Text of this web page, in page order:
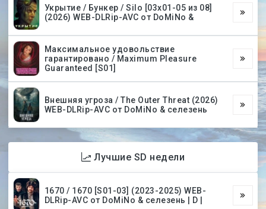
Укрытие / Бункер / Silo [03х01-05 из 08]
(2026) WEB-DLRip-AVC от DoMiNo &
Максимальное удовольствие
гарантировано / Maximum Pleasure
Guaranteed [S01]
Внешняя угроза / The Outer Threat (2026)
WEB-DLRip-AVC от DoMiNo & селезень
Лучшие SD недели
1670 / 1670 [S01-03] (2023-2025) WEB-
DLRip-AVC от DoMiNo & селезень | D |